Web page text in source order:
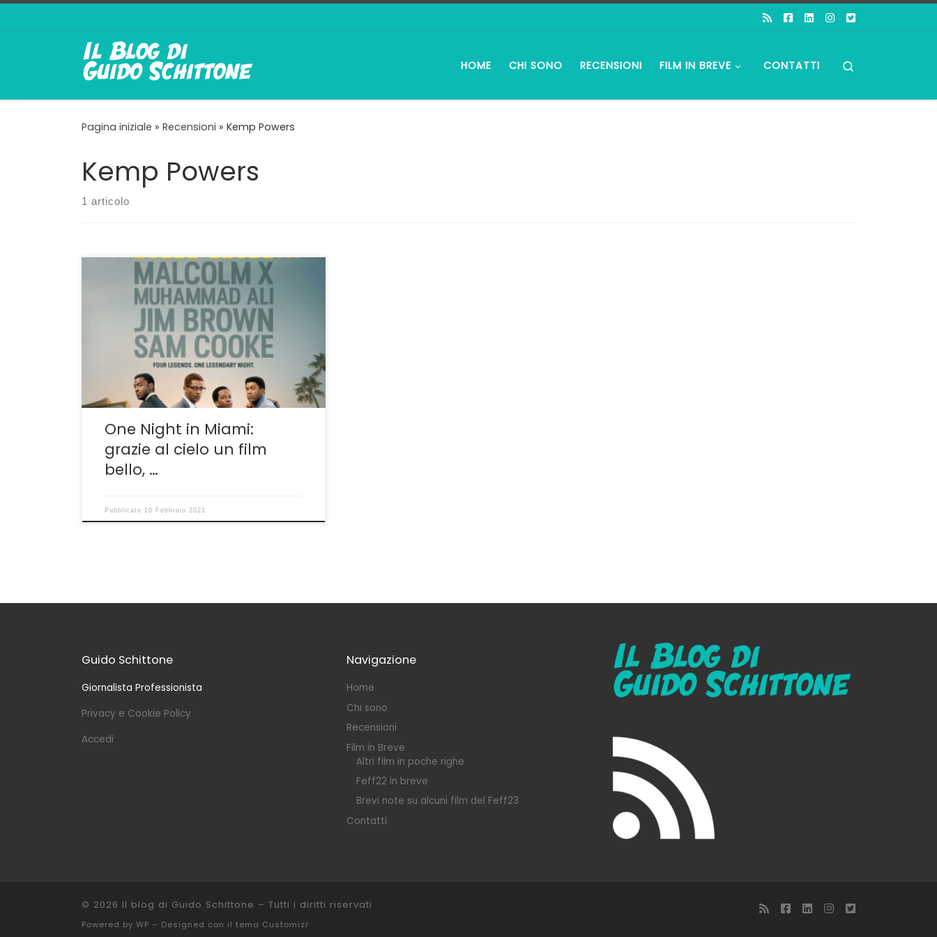
HOME CHI SONO RECENSIONI FILM IN BREVE CONTATTI
Pagina iniziale » Recensioni » Kemp Powers
Kemp Powers
1 articolo
Il festeggiamento è frugale, senza donne,
senza alcool, senza cibo se non un
barattolino di gelato alla vaniglia. È
soprattutto un massacro interiore, un
mettersi allo specchio, un inchiodarsi a ciò
che non è mai stato detto, a un tentativo di
presa di coscienza, alle ragioni e ai torti di […]
One Night in Miami:
grazie al cielo un film
bello, …
Pubblicato 10 Febbraio 2021
Guido Schittone
Giornalista Professionista
Privacy e Cookie Policy
Accedi
Navigazione
Home
Chi sono
Recensioni
Film in Breve
Altri film in poche righe
Feff22 in breve
Brevi note su alcuni film del Feff23
Contatti
© 2026 Il blog di Guido Schittone – Tutti i diritti riservati
Powered by WP – Designed con il tema Customizr